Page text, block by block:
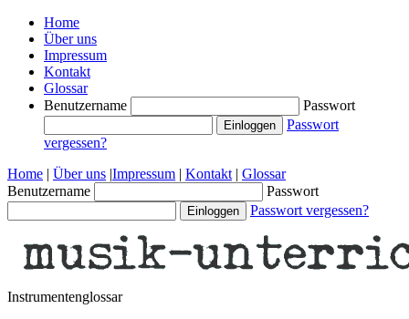
Home
Über uns
Impressum
Kontakt
Glossar
Benutzername
Passwort
Passwort
vergessen?
Home | Über uns |Impressum | Kontakt | Glossar
Benutzername
Passwort
Passwort vergessen?
Instrumentenglossar